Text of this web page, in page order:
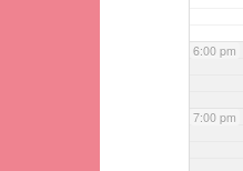
6:00 pm
7:00 pm